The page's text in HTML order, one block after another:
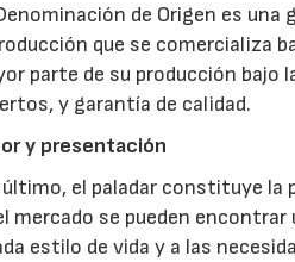
de Origen es
que se comercializa
parte de su producción bajo
y garantía de calidad.
y presentación
último, el paladar constituye la
mercado se pueden
estilo de vida y a las